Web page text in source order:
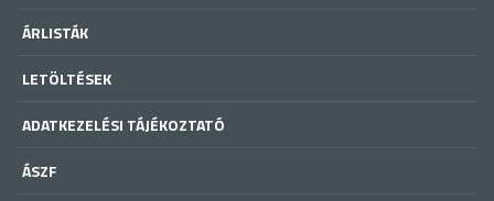
ÁRLISTÁK
LETÖLTÉSEK
ADATKEZELÉSI TÁJÉKOZTATÓ
ÁSZF